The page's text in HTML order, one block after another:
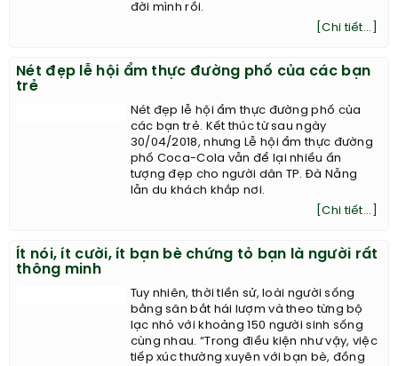
đời mình rồi.
[Chi tiết...]
Nét đẹp lễ hội ẩm thực đường phố của các bạn
trẻ
Nét đẹp lễ hội ẩm thực đường phố của
các bạn trẻ. Kết thúc từ sau ngày
30/04/2018, nhưng Lễ hội ẩm thực đường
phố Coca-Cola vẫn để lại nhiều ấn
tượng đẹp cho người dân TP. Đà Nẵng
lẫn du khách khắp nơi.
[Chi tiết...]
Ít nói, ít cười, ít bạn bè chứng tỏ bạn là người rất
thông minh
Tuy nhiên, thời tiền sử, loài người sống
bằng săn bắt hái lượm và theo từng bộ
lạc nhỏ với khoảng 150 người sinh sống
cùng nhau. “Trong điều kiện như vậy, việc
tiếp xúc thường xuyên với bạn bè, đồng